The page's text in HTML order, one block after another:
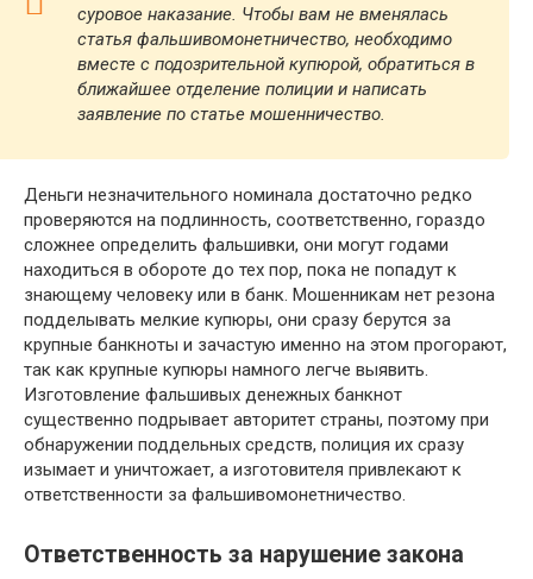
суровое наказание. Чтобы вам не вменялась
статья фальшивомонетничество, необходимо
вместе с подозрительной купюрой, обратиться в
ближайшее отделение полиции и написать
заявление по статье мошенничество.
Деньги незначительного номинала достаточно редко
проверяются на подлинность, соответственно, гораздо
сложнее определить фальшивки, они могут годами
находиться в обороте до тех пор, пока не попадут к
знающему человеку или в банк. Мошенникам нет резона
подделывать мелкие купюры, они сразу берутся за
крупные банкноты и зачастую именно на этом прогорают,
так как крупные купюры намного легче выявить.
Изготовление фальшивых денежных банкнот
существенно подрывает авторитет страны, поэтому при
обнаружении поддельных средств, полиция их сразу
изымает и уничтожает, а изготовителя привлекают к
ответственности за фальшивомонетничество.
Ответственность за нарушение закона